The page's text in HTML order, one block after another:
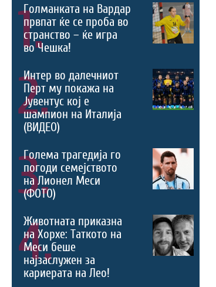
1.
Голманката на Вардар
првпат ќе се проба во
странство – ќе игра
во Чешка!
2.
Интер во далечниот
Перт му покажа на
Јувентус кој е
шампион на Италија
(ВИДЕО)
3.
Голема трагедија го
погоди семејството
на Лионел Меси
(ФОТО)
4.
Животната приказна
на Хорхе: Таткото на
Меси беше
најзаслужен за
кариерата на Лео!